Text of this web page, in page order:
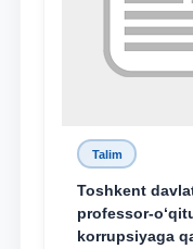
Talim
Toshkent
professor-
korrupsiyaga